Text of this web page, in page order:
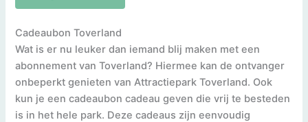
Cadeaubon Toverland
Wat is er nu leuker dan iemand blij maken met een
abonnement van Toverland? Hiermee kan de ontvanger
onbeperkt genieten van Attractiepark Toverland. Ook
kun je een cadeaubon cadeau geven die vrij te besteden
is in het hele park. Deze cadeaus zijn eenvoudig